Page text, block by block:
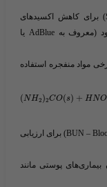
: در سیستم‌های کاهش آلایندگی (SCR) برای کاهش اکسیدهای
​) در خودروهای دیزلی استفاده می‌شود (معروف به AdBlue یا
مواد منفجره استفاده
(NH2 )2CO(s) + HNO
: سطح اوره در خون (BUN – Blood Urea Nitrogen) برای ارزیابی
پوستی مانند